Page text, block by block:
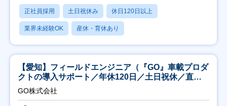
正社員採用 土日祝休み 休日120日以上
業界未経験OK 産休・育休あり
【愛知】フィールドエンジニア（『GO』車載プロダ
クトの導入サポート／年休120日／土日祝休／直行
直帰
GO株式会社